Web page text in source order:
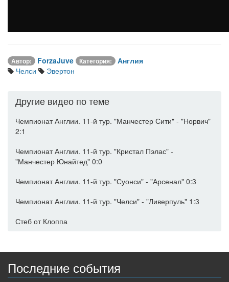
Автор: ForzaJuve Категория:
Англия
Челси
Эвертон
Другие видео по теме
Чемпионат Англии. 11-й тур. "Манчестер Сити" - "Норвич"
2:1
Чемпионат Англии. 11-й тур. "Кристал Пэлас" -
"Манчестер Юнайтед" 0:0
Чемпионат Англии. 11-й тур. "Суонси" - "Арсенал" 0:3
Чемпионат Англии. 11-й тур. "Челси" - "Ливерпуль" 1:3
Стеб от Клоппа
Последние события